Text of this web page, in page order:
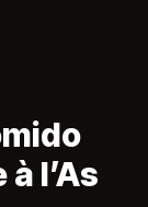
l’As